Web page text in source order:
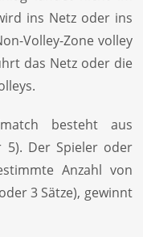
ins Netz oder ins
Volley-Zone volley
das Netz oder die
besteht aus
5). Der Spieler oder
Anzahl von
3 Sätze), gewinnt